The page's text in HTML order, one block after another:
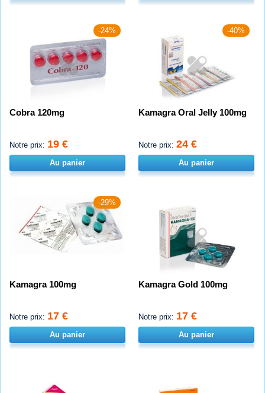
-24%
Cobra 120mg
Notre prix: 19 €
Au panier
-40%
Kamagra Oral Jelly 100mg
Notre prix: 24 €
Au panier
-29%
Kamagra 100mg
Notre prix: 17 €
Au panier
Kamagra Gold 100mg
Notre prix: 17 €
Au panier